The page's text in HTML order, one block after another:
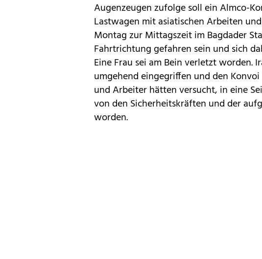
Augenzeugen zufolge soll ein Almco-
Lastwagen mit asiatischen Arbeiten
Montag zur Mittagszeit im Bagdader
Fahrtrichtung gefahren sein und sich
Eine Frau sei am Bein verletzt worden.
umgehend eingegriffen und den
und Arbeiter hätten versucht, in eine
von den Sicherheitskräften und der
worden.